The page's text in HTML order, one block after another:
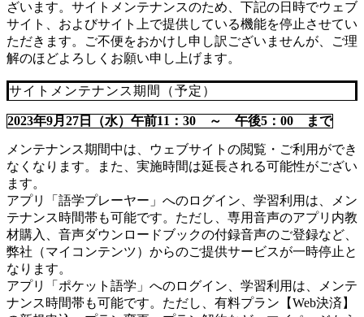
ざいます。サイトメンテナンスのため、下記の日時でウェブ
サイト、およびサイト上で提供している機能を停止させてい
ただきます。ご不便をおかけし申し訳ございませんが、ご理
解のほどよろしくお願い申し上げます。
サイトメンテナンス期間（予定）
2023年9月27日（水）午前11：30 ～ 午後5：00 まで
メンテナンス期間中は、ウェブサイトの閲覧・ご利用ができ
なくなります。また、実施時間は延長される可能性がござい
ます。
アプリ「語学プレーヤー」へのログイン、学習利用は、メン
テナンス時間帯も可能です。ただし、専用音声のアプリ内教
材購入、音声ダウンロードブックの付録音声のご登録など、
弊社（マイコンテンツ）からのご提供サービスが一時停止と
なります。
アプリ「ポケット語学」へのログイン、学習利用は、メンテ
ナンス時間帯も可能です。ただし、有料プラン【Web決済】